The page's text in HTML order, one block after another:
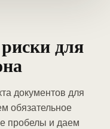
для
документов для
обязательное
пробелы и даем